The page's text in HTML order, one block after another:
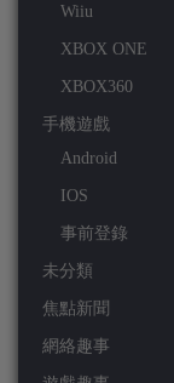
Wiiu
XBOX ONE
XBOX360
手機遊戲
Android
IOS
事前登錄
未分類
焦點新聞
網絡趣事